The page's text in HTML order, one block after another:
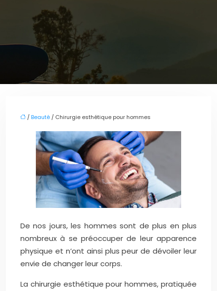
/ Beauté / Chirurgie esthétique pour hommes
De nos jours, les hommes sont de plus en plus
nombreux à se préoccuper de leur apparence
physique et n’ont ainsi plus peur de dévoiler leur
envie de changer leur corps.
La chirurgie esthétique pour hommes, pratiquée